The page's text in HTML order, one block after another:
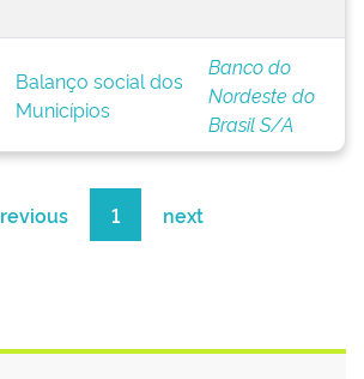
Balanço social dos
Municípios
Banco do
Nordeste do
Brasil S/A
1 next